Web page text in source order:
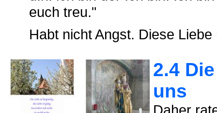
euch treu."
Habt nicht Angst. Diese
2.4
uns
Daher